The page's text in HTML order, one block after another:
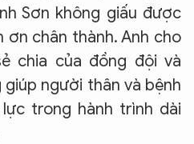
Sơn không giấu được
chân thành. Anh cho
chia của đồng đội và
người thân và bệnh
trong hành trình dài